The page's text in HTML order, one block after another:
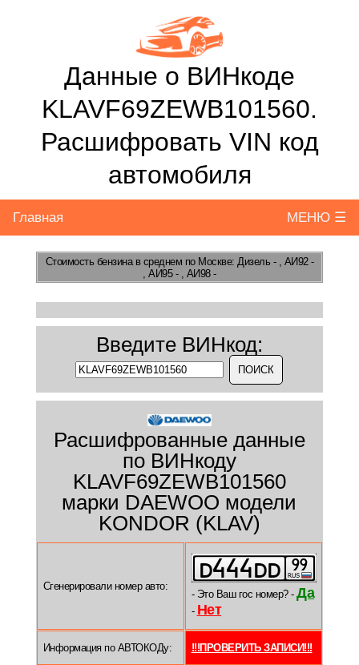
Данные о ВИНкоде
KLAVF69ZEWB101560.
Расшифровать VIN код
автомобиля
Главная МЕНЮ ☰
Стоимость бензинав среднем по Москве: Дизель - , АИ92 -
, АИ95 - , АИ98 -
Введите ВИНкод:
Расшифрованные данные
по ВИНкоду
KLAVF69ZEWB101560
марки DAEWOO модели
KONDOR (KLAV)
Сгенерировали номер авто:
- Это Ваш гос номер? - Да
- Нет
Информация по АВТОКОДу: !!!ПРОВЕРИТЬ ЗАПИСИ!!!